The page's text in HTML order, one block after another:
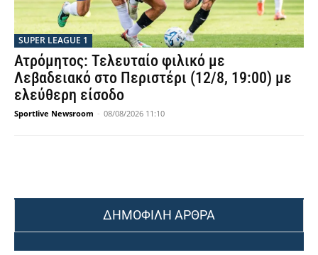
SUPER LEAGUE 1
Ατρόμητος: Τελευταίο φιλικό με
Λεβαδειακό στο Περιστέρι (12/8, 19:00) με
ελεύθερη είσοδο
Sportlive Newsroom - 08/08/2026 11:10
ΔΗΜΟΦΙΛΗ ΑΡΘΡΑ